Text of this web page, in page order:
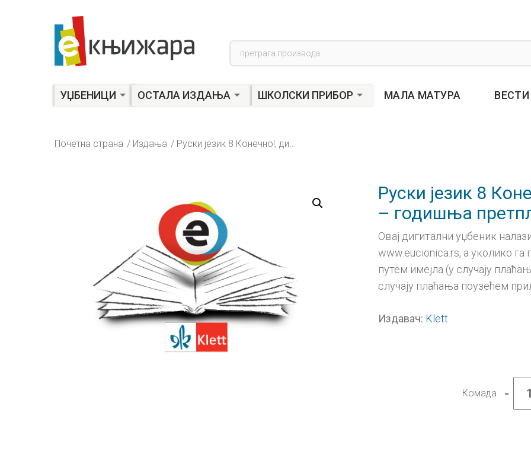
Products
search
УЏБЕНИЦИ ОСТАЛА ИЗДАЊА ШКОЛСКИ ПРИБОР МАЛА МАТУРА ВЕСТИ
Почетна страна Издања
Руски језик 8
– годишња
Овај дигитални уџбеник
www.eucionica.rs, а уколико
путем имејла (у случају
случају плаћања поузећем
Издавач: Klett
Комада -
Руски
језик